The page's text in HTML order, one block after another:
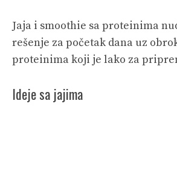
Jaja i smoothie sa proteinima
rešenje za početak dana uz
proteinima koji je lako za
Ideje sa jajima